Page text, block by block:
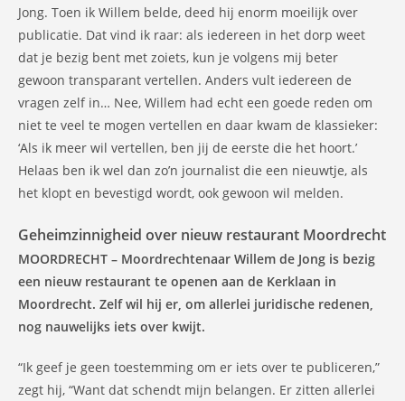
Jong. Toen ik Willem belde, deed hij enorm moeilijk over
publicatie. Dat vind ik raar: als iedereen in het dorp weet
dat je bezig bent met zoiets, kun je volgens mij beter
gewoon transparant vertellen. Anders vult iedereen de
vragen zelf in… Nee, Willem had echt een goede reden om
niet te veel te mogen vertellen en daar kwam de klassieker:
‘Als ik meer wil vertellen, ben jij de eerste die het hoort.’
Helaas ben ik wel dan zo’n journalist die een nieuwtje, als
het klopt en bevestigd wordt, ook gewoon wil melden.
Geheimzinnigheid over nieuw restaurant Moordrecht
MOORDRECHT – Moordrechtenaar Willem de Jong is bezig
een nieuw restaurant te openen aan de Kerklaan in
Moordrecht. Zelf wil hij er, om allerlei juridische redenen,
nog nauwelijks iets over kwijt.
“Ik geef je geen toestemming om er iets over te publiceren,”
zegt hij, “Want dat schendt mijn belangen. Er zitten allerlei